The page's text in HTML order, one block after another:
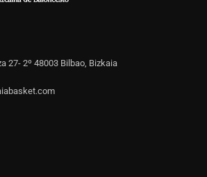
27- 2º 48003 Bilbao, Bizkaia